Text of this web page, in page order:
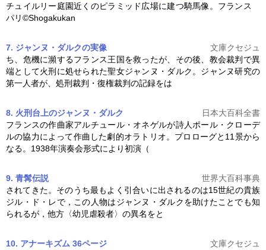
チュイルリー庭園近くのピラミッド広場に建つ騎馬像。フランス
パリ©Shogakukan
7. ジャンヌ・ダルクの実像
文庫クセジュ
ち、危機に瀕するフランス王国を救ったが、その後、教会裁判で異
端として火刑に処せられた聖女ジャンヌ・ダルク。ジャンヌ研究の
第一人者が、処刑裁判・復権裁判の記録をは
8. 火刑台上のジャンヌ・ダルク
日本大百科全書
フランスの作曲家アルチュール・オネゲルが詩人ポール・クローデ
ルの協力によって作曲した劇的オラトリオ。プロローグと11景から
なる。1938年演奏会形式により初演（
9. 青髯伝説
世界大百科事典
されてきた。そのうち最もよく引合いに出されるのは15世紀の貴族
ジル・ド・レで，この人物はジャンヌ・ダルクを助けたことでも知
られるが，他方〈幼児虐殺者〉の異名をと
10. アナーキズム 36ページ 文庫クセジュ